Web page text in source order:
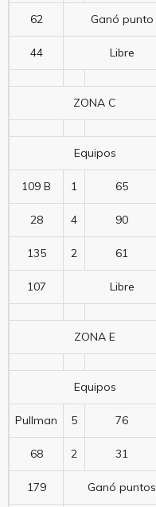
62 Ganó punto
44 Libre
ZONA C
Equipos
109 B 1 65
28 4 90
135 2 61
107 Libre
ZONA E
Equipos
Pullman 5 76
68 2 31
179 Ganó puntos